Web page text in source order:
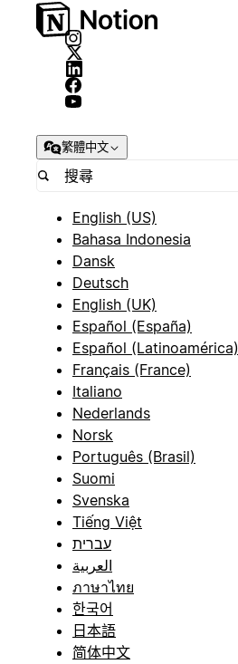
繁體中文
English (US)
Bahasa Indonesia
Dansk
Deutsch
English (UK)
Español (España)
Español (Latinoamérica)
Français (France)
Italiano
Nederlands
Norsk
Português (Brasil)
Suomi
Svenska
Tiếng Việt
עברית
العربية
ภาษาไทย
한국어
日本語
简体中文